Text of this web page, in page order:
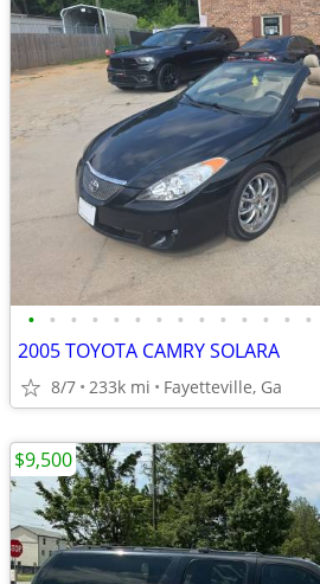
• • • • • • • • • • • • • •
2005 TOYOTA CAMRY SOLARA
8/7 233k mi Fayetteville, Ga
$9,500